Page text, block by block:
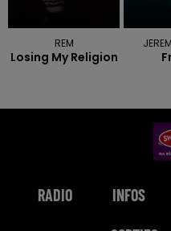
REM
Losing My Religion
RADIO INFOS